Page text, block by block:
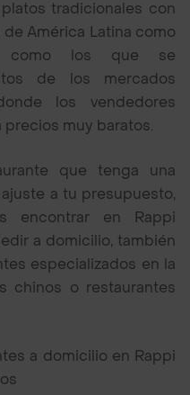
tradicionales con
América Latina como
como los que se
de los mercados
los vendedores
muy baratos.
que tenga una
a tu presupuesto,
encontrar en Rappi
a domicilio, también
especializados en la
chinos o restaurantes
a domicilio en Rappi